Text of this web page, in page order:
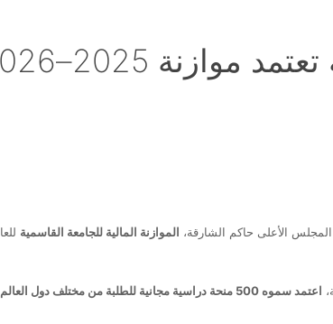
الأعلى حاكم الشارقة، الموازنة المالية للجامعة القاسمية
اعتمد سموه 500 منحة دراسية مجانية للطلبة من مختلف دول العالم